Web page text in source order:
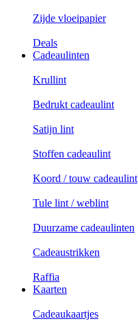
Zijde vloeipapier
Deals
Cadeaulinten
Krullint
Bedrukt cadeaulint
Satijn lint
Stoffen cadeaulint
Koord / touw cadeaulint
Tule lint / weblint
Duurzame cadeaulinten
Cadeaustrikken
Raffia
Kaarten
Cadeaukaartjes